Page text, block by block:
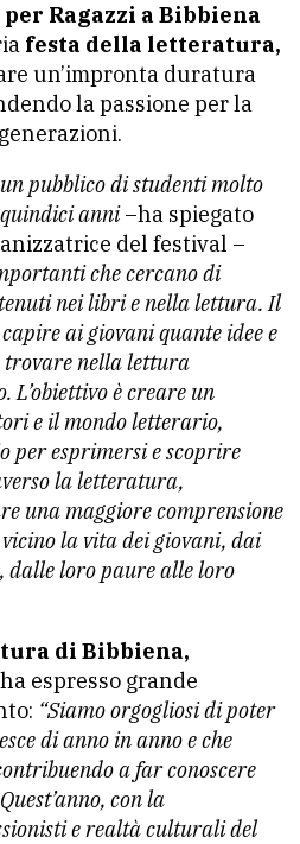
Ragazzi a Bibbiena
festa della letteratura,
un’impronta duratura
la passione per la
pubblico di studenti molto
anni–ha spiegato
del festival –
che cercano di
nei libri e nella lettura. Il
ai giovani quante idee e
trovare nella lettura
L’obiettivo è creare un
e il mondo letterario,
per esprimersi e scoprire
la letteratura,
una maggiore comprensione
la vita dei giovani, dai
dalle loro paure alle loro
di Bibbiena,
ha espresso grande
“Siamo orgogliosi di poter
di anno in anno e che
a far conoscere
con la
e realtà culturali del